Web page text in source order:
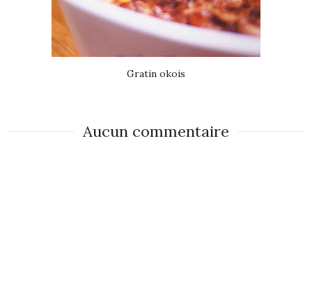
Gratin okois
Aucun commentaire